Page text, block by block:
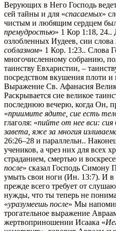
Верующих в Него Господь
сей тайны и для «спасаемых»
чистым и любящим сердцем
премудростью» 1 Кор 1:18, 24..
озлобленных Иудеев, сии
соблазном» 1 Кор. 1:23.. Слова
многочисленному собранию,
таинству Евхаристии, –
посредством вкушения плоти и
Выражение Св. Афанасия
Раскрывается сие великое
последнюю вечерю, когда Он,
«приимите ядите, сие есть
глаголя: «пийте от нее вси:
завета, яже за многия
26:26–28 и параллельн..
учеников, а чрез них для всех
страданием, смертью и
после» сказал Господь Симону
умыть свои ноги (Ин. 13:7). И в
прежде всего требует от
нужды, что ты теперь не
«уразумеешь после» Мы
трогательное выражение
жертвоприношении Исаака «